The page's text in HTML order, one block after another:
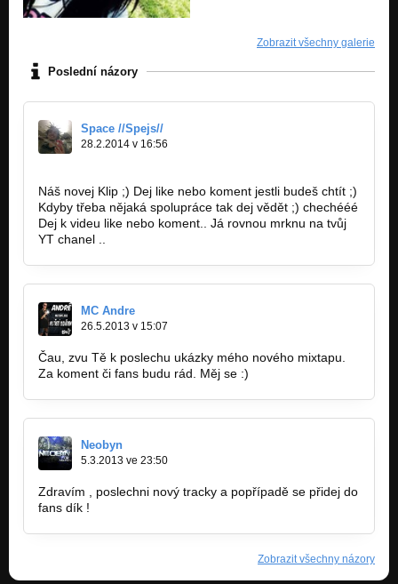
Zobrazit všechny galerie
Poslední názory
Space //Spejs//
28.2.2014 v 16:56
Náš novej Klip ;) Dej like nebo koment jestli budeš chtít ;)
Kdyby třeba nějaká spolupráce tak dej vědět ;) chechééé
Dej k videu like nebo koment.. Já rovnou mrknu na tvůj
YT chanel ..
MC Andre
26.5.2013 v 15:07
Čau, zvu Tě k poslechu ukázky mého nového mixtapu.
Za koment či fans budu rád. Měj se :)
Neobyn
5.3.2013 ve 23:50
Zdravím , poslechni nový tracky a popřípadě se přidej do
fans dík !
Zobrazit všechny názory